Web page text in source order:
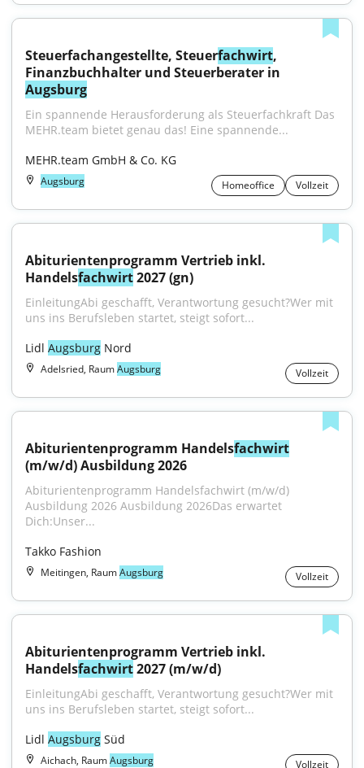
Steuerfachangestellte, Steuerfachwirt,
Augsburg
Ein spannende Herausforderung als Steuerfachkraft Das
MEHR.team bietet genau das! Eine spannende...
MEHR.team GmbH & Co. KG
Augsburg Homeoffice Vollzeit
Abiturientenprogramm Vertrieb inkl.
Handelsfachwirt 2027 (gn)
EinleitungAbi geschafft, Verantwortung gesucht?Wer mit
uns ins Berufsleben startet, steigt sofort...
Lidl Augsburg Nord
Adelsried, RaumAugsburg Vollzeit
Abiturientenprogramm Handelsfachwirt
(m/w/d) Ausbildung 2026
Abiturientenprogramm Handelsfachwirt (m/w/d)
Ausbildung 2026 Ausbildung 2026Das erwartet
Dich:Unser...
Takko Fashion
Meitingen, RaumAugsburg Vollzeit
Abiturientenprogramm Vertrieb inkl.
Handelsfachwirt 2027 (m/w/d)
EinleitungAbi geschafft, Verantwortung gesucht?Wer mit
uns ins Berufsleben startet, steigt sofort...
Lidl Augsburg Süd
Aichach, RaumAugsburg Vollzeit